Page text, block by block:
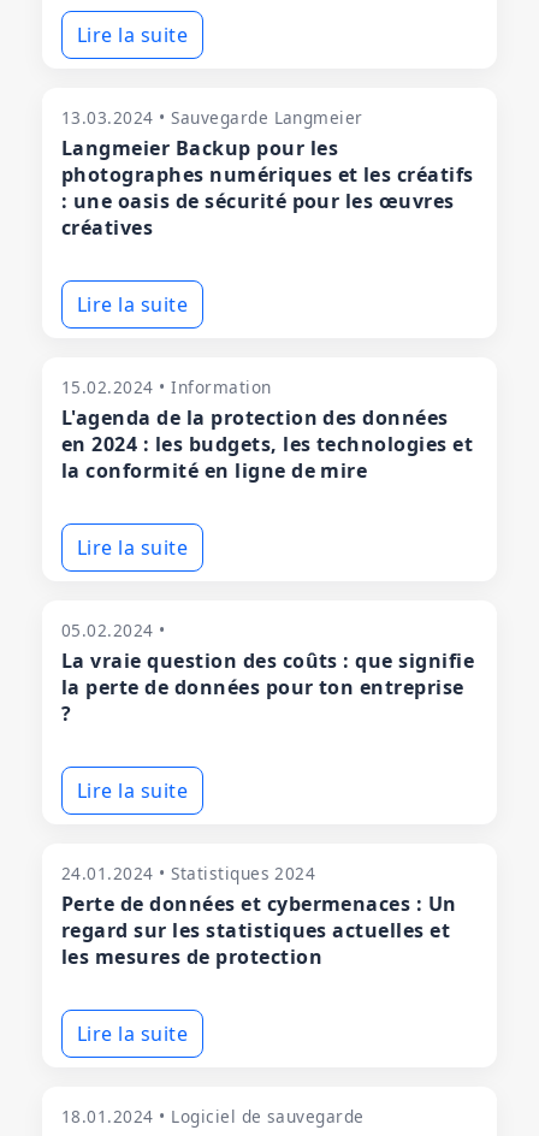
Lire la suite
13.03.2024 • Sauvegarde Langmeier
Langmeier Backup pour les
photographes numériques et les créatifs
: une oasis de sécurité pour les œuvres
créatives
Lire la suite
15.02.2024 • Information
L'agenda de la protection des données
en 2024 : les budgets, les technologies et
la conformité en ligne de mire
Lire la suite
05.02.2024 •
La vraie question des coûts : que signifie
la perte de données pour ton entreprise
?
Lire la suite
24.01.2024 • Statistiques 2024
Perte de données et cybermenaces : Un
regard sur les statistiques actuelles et
les mesures de protection
Lire la suite
18.01.2024 • Logiciel de sauvegarde